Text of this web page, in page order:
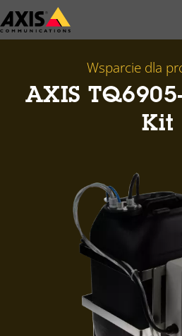
Przejdź
do
Wsparcie dla
AXIS
Kit